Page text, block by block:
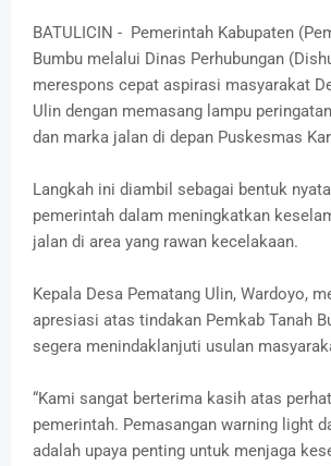
BATULICIN - Pemerintah Kabupaten
Bumbu melalui Dinas Perhubungan
merespons cepat aspirasi masyarakat
Ulin dengan memasang lampu
dan marka jalan di depan Puskesmas
Langkah ini diambil sebagai bentuk
pemerintah dalam meningkatkan
jalan di area yang rawan kecelakaan.
Kepala Desa Pematang Ulin, Wardoyo,
apresiasi atas tindakan Pemkab Tanah
segera menindaklanjuti usulan
“Kami sangat berterima kasih atas
pemerintah. Pemasangan warning light
adalah upaya penting untuk menjaga